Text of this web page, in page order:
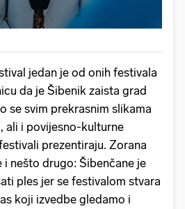
jedan je od onih festivala
da je Šibenik zaista grad
se svim prekrasnim slikama
ali i povijesno-kulturne
prezentiraju. Zorana
i nešto drugo: Šibenčane je
ples jer se festivalom stvara
koji izvedbe gledamo i